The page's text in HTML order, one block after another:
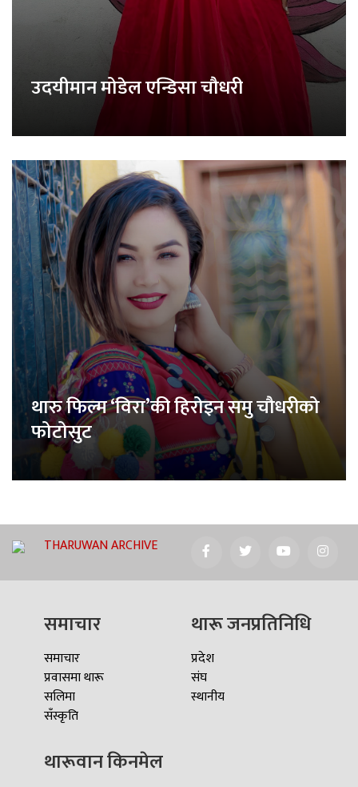
उदयीमान मोडेल एन्डिसा चौधरी
थारु फिल्म ‘विरा’की हिरोइन समु चौधरीको
फोटोसुट
THARUWAN ARCHIVE
समाचार
समाचार
प्रवासमा थारू
सलिमा
सँस्कृति
थारू जनप्रतिनिधि
प्रदेश
संघ
स्थानीय
थारूवान किनमेल